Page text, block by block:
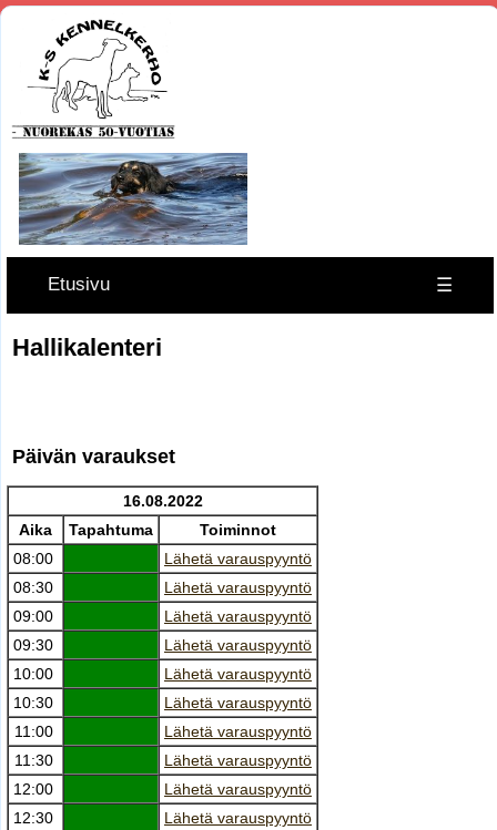
Etusivu ☰
Hallikalenteri
Päivän varaukset
16.08.2022
Aika
Tapahtuma
Toiminnot
08:00
Lähetä varauspyyntö
08:30
Lähetä varauspyyntö
09:00
Lähetä varauspyyntö
09:30
Lähetä varauspyyntö
10:00
Lähetä varauspyyntö
10:30
Lähetä varauspyyntö
11:00
Lähetä varauspyyntö
11:30
Lähetä varauspyyntö
12:00
Lähetä varauspyyntö
12:30
Lähetä varauspyyntö